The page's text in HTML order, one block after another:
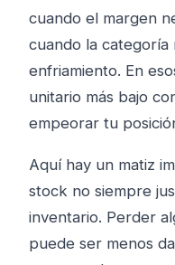
cuando el margen
cuando la categoría
enfriamiento. En
unitario más bajo
empeorar tu
Aquí hay un matiz
stock no siempre
inventario. Perder
puede ser menos